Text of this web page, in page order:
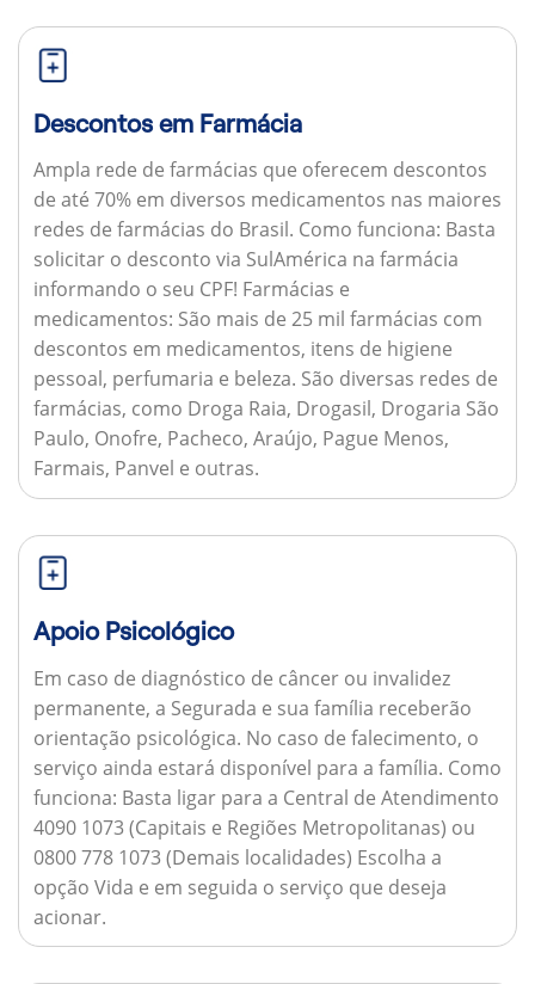
Descontos em Farmácia
Ampla rede de farmácias que oferecem descontos
de até 70% em diversos medicamentos nas maiores
redes de farmácias do Brasil. Como funciona: Basta
solicitar o desconto via SulAmérica na farmácia
informando o seu CPF! Farmácias e
medicamentos: São mais de 25 mil farmácias com
descontos em medicamentos, itens de higiene
pessoal, perfumaria e beleza. São diversas redes de
farmácias, como Droga Raia, Drogasil, Drogaria São
Paulo, Onofre, Pacheco, Araújo, Pague Menos,
Farmais, Panvel e outras.
Apoio Psicológico
Em caso de diagnóstico de câncer ou invalidez
permanente, a Segurada e sua família receberão
orientação psicológica. No caso de falecimento, o
serviço ainda estará disponível para a família. Como
funciona: Basta ligar para a Central de Atendimento
4090 1073 (Capitais e Regiões Metropolitanas) ou
0800 778 1073 (Demais localidades) Escolha a
opção Vida e em seguida o serviço que deseja
acionar.